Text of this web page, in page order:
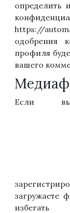
определить
https://
одобрения
профиля
вашего
Если
загружаете
избегать